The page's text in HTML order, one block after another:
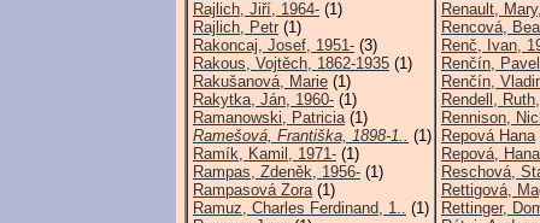
Rajlich, Jiří, 1964- (1)
Rajlich, Petr (1)
Rakoncaj, Josef, 1951- (3)
Rakous, Vojtěch, 1862-1935 (1)
Rakušanová, Marie (1)
Rakytka, Ján, 1960- (1)
Ramanowski, Patricia(1)
Ramešová, Františka, 1898-1.. (1)
Ramík, Kamil, 1971- (1)
Rampas, Zdeněk, 1956- (1)
Rampasová Zora(1)
Ramuz, Charles Ferdinand, 1.. (1)
Renault,
Rencová,
Renč, Ivan,
Renčín,
Renčín,
Rendell,
Rennison,
Repová Hana
Repová, Hana
Reschová,
Rettigová,
Rettinger,